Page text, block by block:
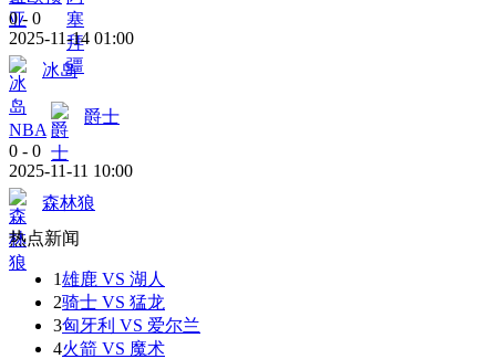
0 - 0
2025-11-14 01:00
冰岛
NBA
爵士
0 - 0
2025-11-11 10:00
森林狼
热点新闻
1雄鹿 VS 湖人
2骑士 VS 猛龙
3匈牙利 VS 爱尔兰
4火箭 VS 魔术